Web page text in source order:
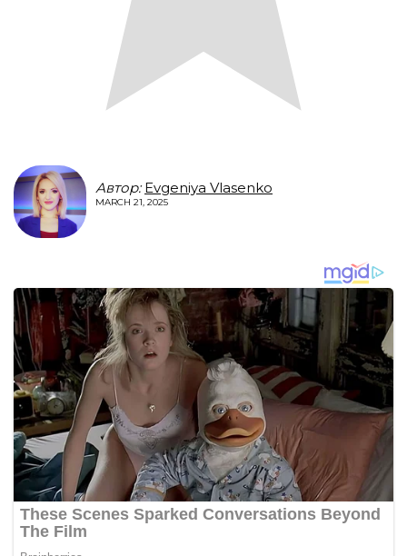
Автор: Evgeniya Vlasenko
MARCH 21, 2025